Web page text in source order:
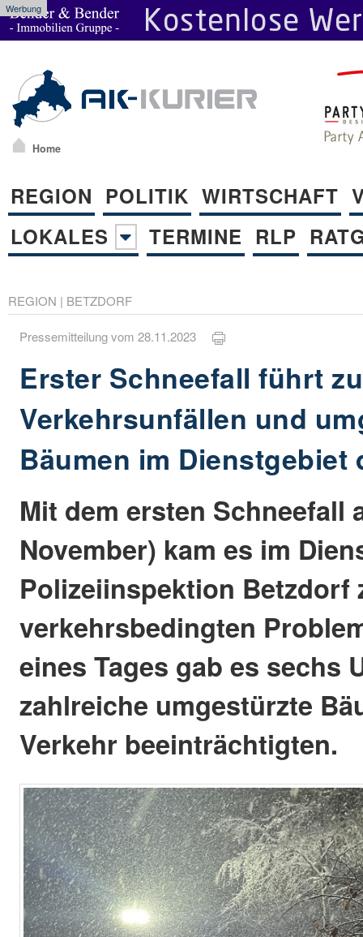
Werbung
Home
REGION POLITIK WIRTSCHAFT
LOKALES
TERMINE RLP
REGION | BETZDORF
Pressemitteilung vom 28.11.2023
Erster Schneefall führt zu
Verkehrsunfällen und
Bäumen im Dienstgebiet
Mit dem ersten Schneefall
November) kam es im
Polizeiinspektion Betzdorf
verkehrsbedingten
eines Tages gab es sechs
zahlreiche umgestürzte
Verkehr beeinträchtigten.